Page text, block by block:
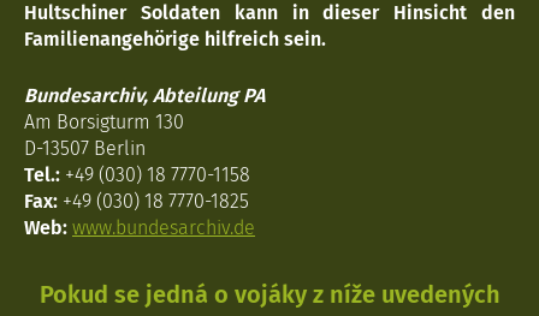
Hultschiner Soldaten kann in dieser Hinsicht den
Familienangehörige hilfreich sein.
Bundesarchiv, Abteilung PA
Am Borsigturm 130
D-13507 Berlin
Tel.: +49 (030) 18 7770-1158
Fax: +49 (030) 18 7770-1825
Web: www.bundesarchiv.de
Pokud se jedná o vojáky z níže uvedených